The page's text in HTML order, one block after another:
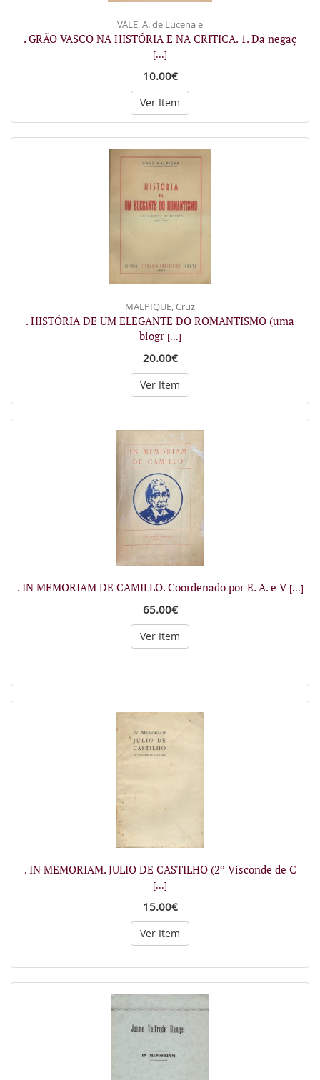
VALE, A. de Lucena e
. GRÃO VASCO NA HISTÓRIA E NA CRITICA. 1. Da negaç
[...]
10.00€
Ver Item
MALPIQUE, Cruz
. HISTÓRIA DE UM ELEGANTE DO ROMANTISMO (uma
biogr [...]
20.00€
Ver Item
. IN MEMORIAM DE CAMILLO. Coordenado por E. A. e V [...]
65.00€
Ver Item
. IN MEMORIAM. JULIO DE CASTILHO (2º Visconde de C
[...]
15.00€
Ver Item